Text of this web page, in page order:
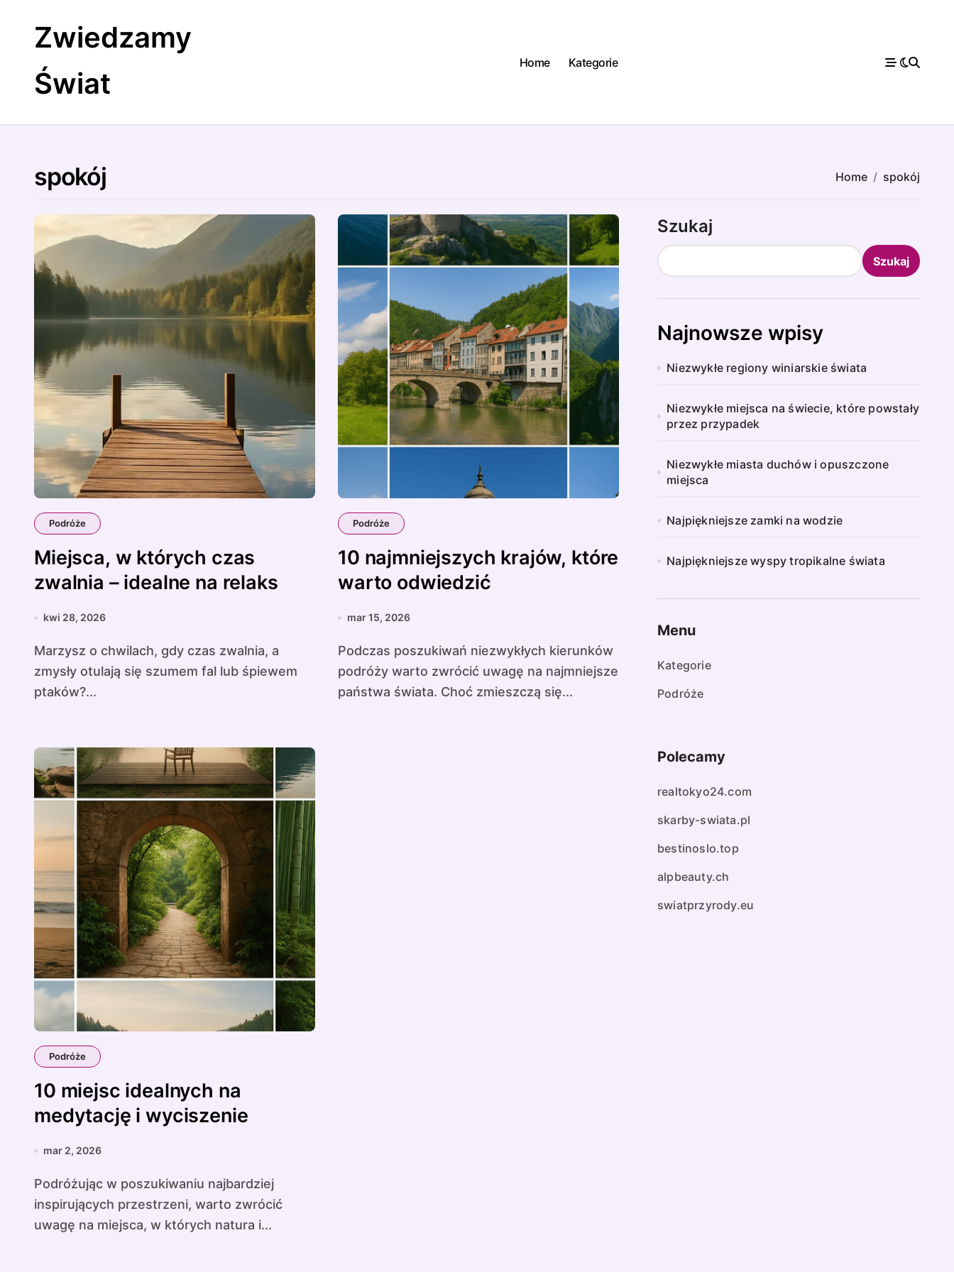
contentZwiedzamy
Świat
Home Kategorie
spokój Home spokój
Podróże
Miejsca, w których czas
zwalnia – idealne na relaks
kwi 28, 2026
Marzysz o chwilach, gdy czas zwalnia, a
zmysły otulają się szumem fal lub śpiewem
ptaków?...
Podróże
10 najmniejszych krajów, które
warto odwiedzić
mar 15, 2026
Podczas poszukiwań niezwykłych kierunków
podróży warto zwrócić uwagę na najmniejsze
państwa świata. Choć zmieszczą się...
Podróże
10 miejsc idealnych na
medytację i wyciszenie
mar 2, 2026
Podróżując w poszukiwaniu najbardziej
inspirujących przestrzeni, warto zwrócić
uwagę na miejsca, w których natura i...
Szukaj
Szukaj
Najnowsze wpisy
Niezwykłe regiony winiarskie świata
Niezwykłe miejsca na świecie, które powstały
przez przypadek
Niezwykłe miasta duchów i opuszczone
miejsca
Najpiękniejsze zamki na wodzie
Najpiękniejsze wyspy tropikalne świata
Menu
Kategorie
Podróże
Polecamy
realtokyo24.com
skarby-swiata.pl
bestinoslo.top
alpbeauty.ch
swiatprzyrody.eu